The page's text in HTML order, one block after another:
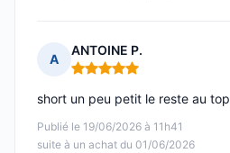
A
ANTOINE P.
Note : 5 sur 5
Publié le 19/06/2026 à 11h41
suite à un achat du 01/06/2026
short un peu petit le reste au top